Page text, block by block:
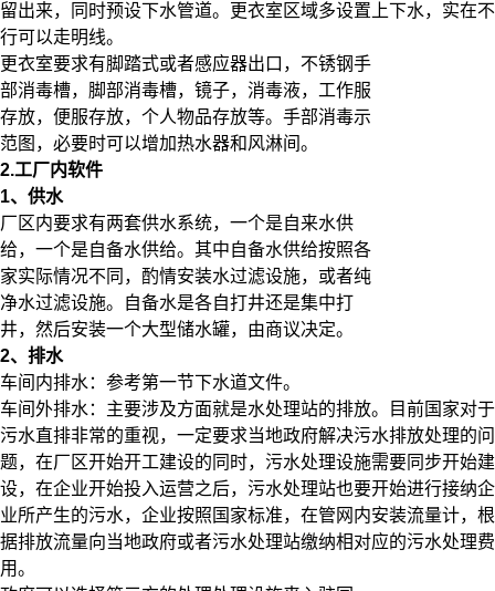
留出来，同时预设下水管道。更衣室区域多设置上下水，实在不
行可以走明线。
更衣室要求有脚踏式或者感应器出口，不锈钢手
部消毒槽，脚部消毒槽，镜子，消毒液，工作服
存放，便服存放，个人物品存放等。手部消毒示
范图，必要时可以增加热水器和风淋间。
2.工厂内软件
1、供水
厂区内要求有两套供水系统，一个是自来水供
给，一个是自备水供给。其中自备水供给按照各
家实际情况不同，酌情安装水过滤设施，或者纯
净水过滤设施。自备水是各自打井还是集中打
井，然后安装一个大型储水罐，由商议决定。
2、排水
车间内排水：参考第一节下水道文件。
车间外排水：主要涉及方面就是水处理站的排放。目前国家对于
污水直排非常的重视，一定要求当地政府解决污水排放处理的问
题，在厂区开始开工建设的同时，污水处理设施需要同步开始建
设，在企业开始投入运营之后，污水处理站也要开始进行接纳企
业所产生的污水，企业按照国家标准，在管网内安装流量计，根
据排放流量向当地政府或者污水处理站缴纳相对应的污水处理费
用。